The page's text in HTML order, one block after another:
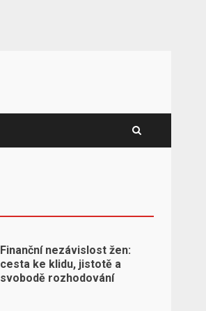
Finanční nezávislost žen:
cesta ke klidu, jistotě a
svobodě rozhodování